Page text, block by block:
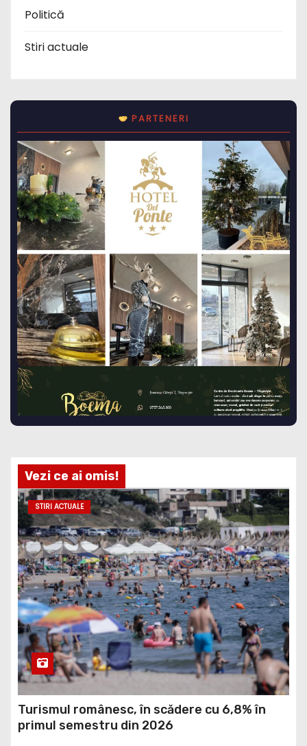
Politică
Stiri actuale
PARTENERI
Vezi ce ai omis!
STIRI ACTUALE
Turismul românesc, în scădere cu 6,8% în
primul semestru din 2026